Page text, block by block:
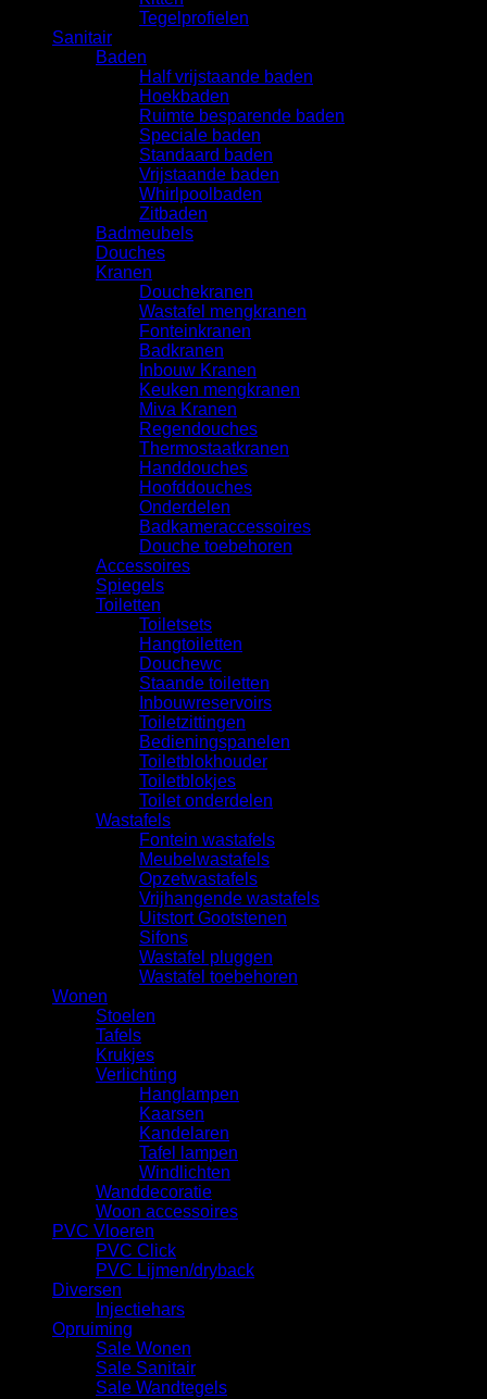
Tegelprofielen
Sanitair
Baden
Half vrijstaande baden
Hoekbaden
Ruimte besparende baden
Speciale baden
Standaard baden
Vrijstaande baden
Whirlpoolbaden
Zitbaden
Badmeubels
Douches
Kranen
Douchekranen
Wastafel mengkranen
Fonteinkranen
Badkranen
Inbouw Kranen
Keuken mengkranen
Miva Kranen
Regendouches
Thermostaatkranen
Handdouches
Hoofddouches
Onderdelen
Badkameraccessoires
Douche toebehoren
Accessoires
Spiegels
Toiletten
Toiletsets
Hangtoiletten
Douchewc
Staande toiletten
Inbouwreservoirs
Toiletzittingen
Bedieningspanelen
Toiletblokhouder
Toiletblokjes
Toilet onderdelen
Wastafels
Fontein wastafels
Meubelwastafels
Opzetwastafels
Vrijhangende wastafels
Uitstort Gootstenen
Sifons
Wastafel pluggen
Wastafel toebehoren
Wonen
Stoelen
Tafels
Krukjes
Verlichting
Hanglampen
Kaarsen
Kandelaren
Tafel lampen
Windlichten
Wanddecoratie
Woon accessoires
PVC Vloeren
PVC Click
PVC Lijmen/dryback
Diversen
Injectiehars
Opruiming
Sale Wonen
Sale Sanitair
Sale Wandtegels